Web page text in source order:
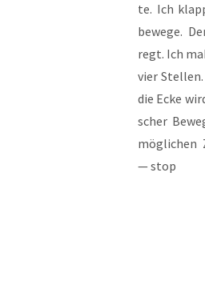
te. Ich
bewe­ge.
regt. Ich
vier
die Ecke
scher
mög­li­chen
— stop